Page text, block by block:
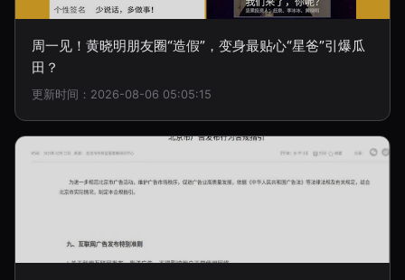
周一见！黄晓明朋友圈“造假”，变身最贴心“星爸”引爆瓜
田？
更新时间：2026-08-06 05:05:15